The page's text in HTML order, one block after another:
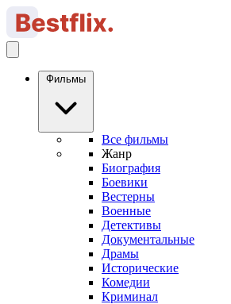
Фильмы
Все фильмы
Жанр
Биография
Боевики
Вестерны
Военные
Детективы
Документальные
Драмы
Исторические
Комедии
Криминал